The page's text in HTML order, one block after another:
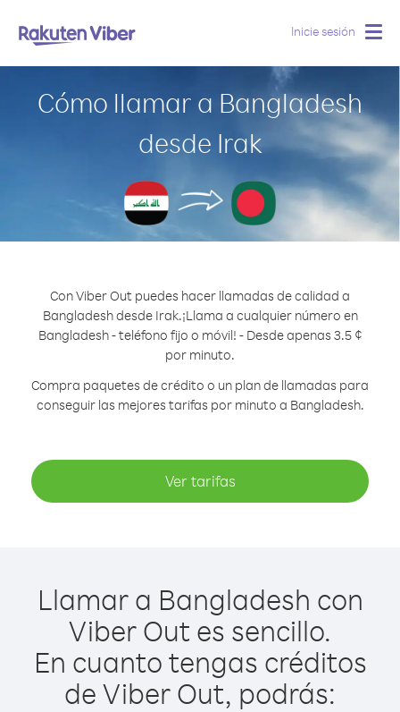
Inicie sesión
Cómo llamar a Bangladesh
desde Irak
Con Viber Out puedes hacer llamadas de calidad a
Bangladesh desde Irak.¡Llama a cualquier número en
Bangladesh - teléfono fijo o móvil! - Desde apenas 3.5 ¢
por minuto.
Compra paquetes de crédito o un plan de llamadas para
conseguir las mejores tarifas por minuto a Bangladesh.
Ver tarifas
Llamar a Bangladesh con
Viber Out es sencillo.
En cuanto tengas créditos
de Viber Out, podrás: